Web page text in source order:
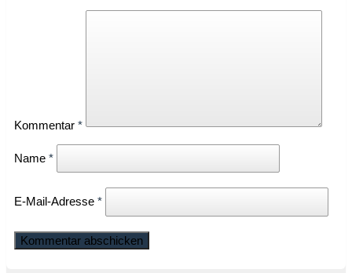
Kommentar *
Name *
E-Mail-Adresse *